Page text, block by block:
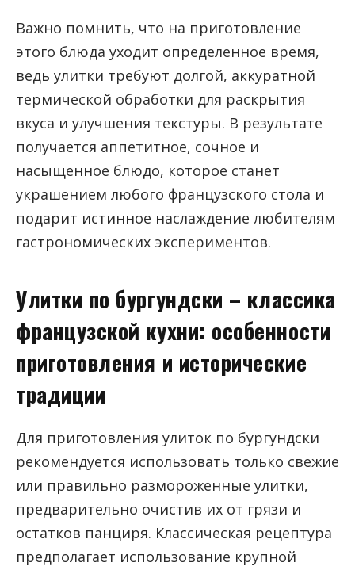
Важно помнить, что на приготовление
этого блюда уходит определенное время,
ведь улитки требуют долгой, аккуратной
термической обработки для раскрытия
вкуса и улучшения текстуры. В результате
получается аппетитное, сочное и
насыщенное блюдо, которое станет
украшением любого французского стола и
подарит истинное наслаждение любителям
гастрономических экспериментов.
Улитки по бургундски – классика
французской кухни: особенности
приготовления и исторические
традиции
Для приготовления улиток по бургундски
рекомендуется использовать только свежие
или правильно размороженные улитки,
предварительно очистив их от грязи и
остатков панциря. Классическая рецептура
предполагает использование крупной